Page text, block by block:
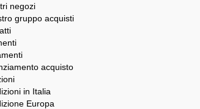
negozi
gruppo acquisti
acquisto
in Italia
Europa